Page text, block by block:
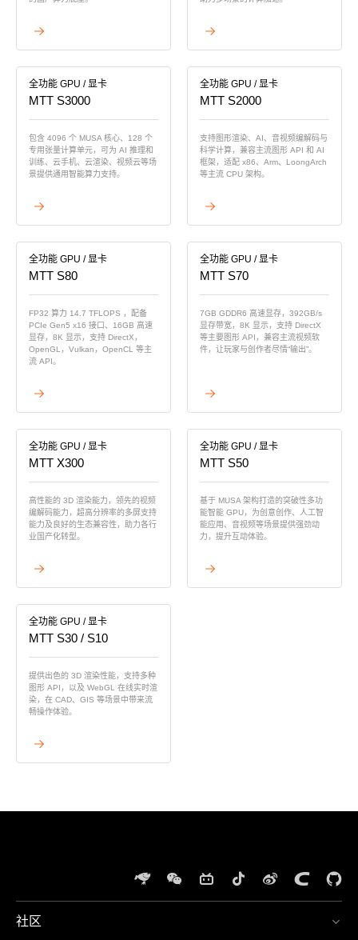
MTT S30 / S10
KUAE 云原生套件
PES 控制中心
MTVerse XR
Smart Media Engine
科学计算套件
查看详情 查看详情
全功能 GPU / 显卡
MTT S3000
包含 4096 个 MUSA 核心、128 个
专用张量计算单元，可为 AI 推理和
训练、云手机、云渲染、视频云等场
景提供通用智能算力支持。
查看详情
全功能 GPU / 显卡
MTT S2000
支持图形渲染、AI、音视频编解码与
科学计算，兼容主流图形 API 和 AI
框架，适配 x86、Arm、LoongArch
等主流 CPU 架构。
查看详情
全功能 GPU / 显卡
MTT S80
FP32 算力 14.7 TFLOPS ，配备
PCIe Gen5 x16 接口、16GB 高速
显存，8K 显示，支持 DirectX，
OpenGL，Vulkan，OpenCL 等主
流 API。
查看详情
全功能 GPU / 显卡
MTT S70
7GB GDDR6 高速显存，392GB/s
显存带宽，8K 显示，支持 DirectX
等主要图形 API，兼容主流视频软
件，让玩家与创作者尽情“输出”。
查看详情
全功能 GPU / 显卡
MTT X300
⾼性能的 3D 渲染能⼒，领先的视频
编解码能⼒，超⾼分辨率的多屏⽀持
能⼒及良好的⽣态兼容性，助⼒各⾏
业国产化转型。
查看详情
全功能 GPU / 显卡
MTT S50
基于 MUSA 架构打造的突破性多功
能智能 GPU，为创意创作、人工智
能应用、音视频等场景提供强劲动
力，提升互动体验。
查看详情
全功能 GPU / 显卡
MTT S30 / S10
提供出色的 3D 渲染性能，支持多种
图形 API，以及 WebGL 在线实时渲
染，在 CAD、GIS 等场景中带来流
畅操作体验。
查看详情
社区